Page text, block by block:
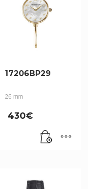
17206BP29
26 mm
430€